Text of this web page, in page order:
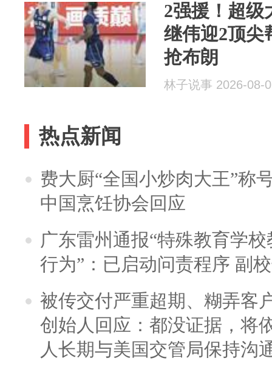
2强援！超级
继伟迎2顶尖
抢布朗
林子说事 2026-08-
热点新闻
费大厨“全国小炒肉大王”称
中国烹饪协会回应
广东雷州通报“特殊教育学
行为”：已启动问责程序 副
被传交付严重超期、糊弄客
创始人回应：都没证据，将
人长期与美国交管局保持沟